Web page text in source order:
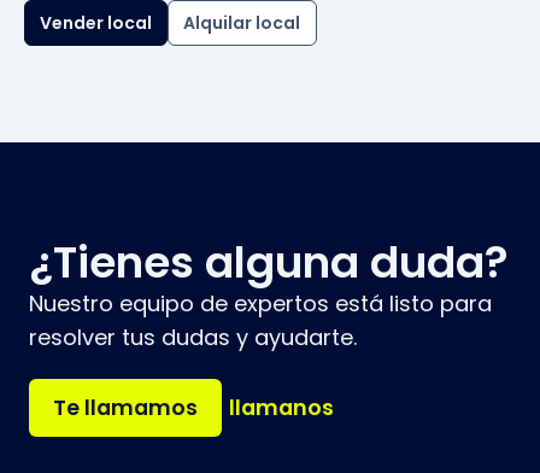
Vender local Alquilar local
¿Tienes alguna duda?
Nuestro equipo de expertos está listo para
resolver tus dudas y ayudarte.
Te llamamos llamanos